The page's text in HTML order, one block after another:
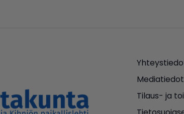
Mediatiedot
Tilaus- ja